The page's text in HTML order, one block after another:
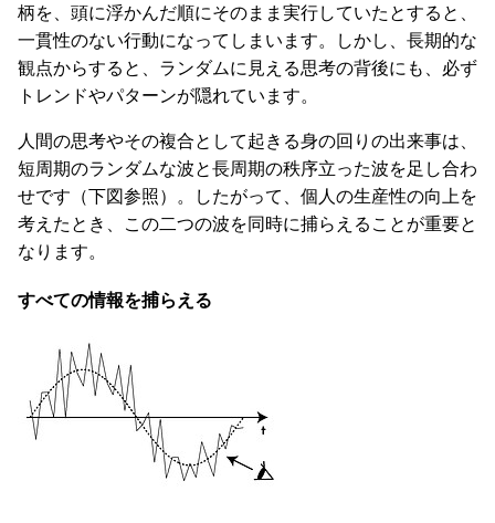
柄を、頭に浮かんだ順にそのまま実行していたとすると、
一貫性のない行動になってしまいます。しかし、長期的な
観点からすると、ランダムに見える思考の背後にも、必ず
トレンドやパターンが隠れています。
人間の思考やその複合として起きる身の回りの出来事は、
短周期のランダムな波と長周期の秩序立った波を足し合わ
せです（下図参照）。したがって、個人の生産性の向上を
考えたとき、この二つの波を同時に捕らえることが重要と
なります。
すべての情報を捕らえる